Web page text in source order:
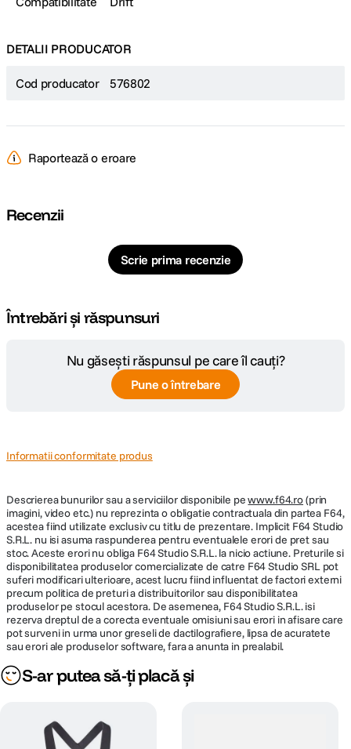
DETALII PRODUCATOR
Cod producator 576802
Raportează o eroare
Recenzii
Scrie prima recenzie
Întrebări și răspunsuri
Nu găsești răspunsul pe care îl cauți?
Pune o întrebare
Informatii conformitate produs
Descrierea bunurilor sau a serviciilor disponibile pewww.f64.ro(prin
imagini, video etc.) nu reprezinta o obligatie contractuala din partea F64,
acestea fiind utilizate exclusiv cu titlu de prezentare. Implicit F64 Studio
S.R.L. nu isi asuma raspunderea pentru eventualele erori de pret sau
stoc. Aceste erori nu obliga F64 Studio S.R.L. la nicio actiune. Preturile si
disponibilitatea produselor comercializate de catre F64 Studio SRL pot
suferi modificari ulterioare, acest lucru fiind influentat de factori externi
precum politica de preturi a distribuitorilor sau disponibilitatea
produselor pe stocul acestora. De asemenea, F64 Studio S.R.L. isi
rezerva dreptul de a corecta eventuale omisiuni sau erori in afisare care
pot surveni in urma unor greseli de dactilografiere, lipsa de acuratete
sau erori ale produselor software, fara a anunta in prealabil.
S-ar putea să-ți placă și